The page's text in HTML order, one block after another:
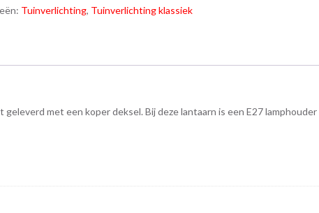
Tuinverlichting, Tuinverlichting klassiek
met een koper deksel. Bij deze lantaarn is een E27 lamphouder